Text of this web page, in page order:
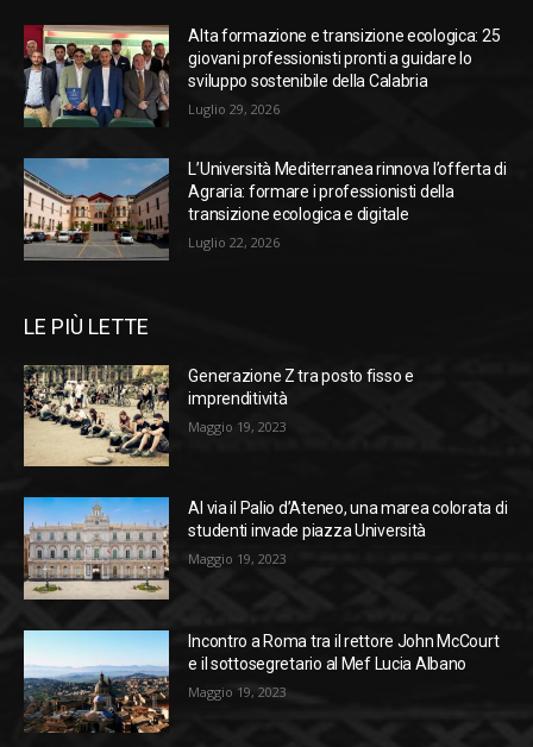
Alta formazione e transizione ecologica: 25
giovani professionisti pronti a guidare lo
sviluppo sostenibile della Calabria
Luglio 29, 2026
L’Università Mediterranea rinnova l’offerta di
Agraria: formare i professionisti della
transizione ecologica e digitale
Luglio 22, 2026
LE PIÙ LETTE
Generazione Z tra posto fisso e
imprenditività
Maggio 19, 2023
Al via il Palio d’Ateneo, una marea colorata di
studenti invade piazza Università
Maggio 19, 2023
Incontro a Roma tra il rettore John McCourt
e il sottosegretario al Mef Lucia Albano
Maggio 19, 2023